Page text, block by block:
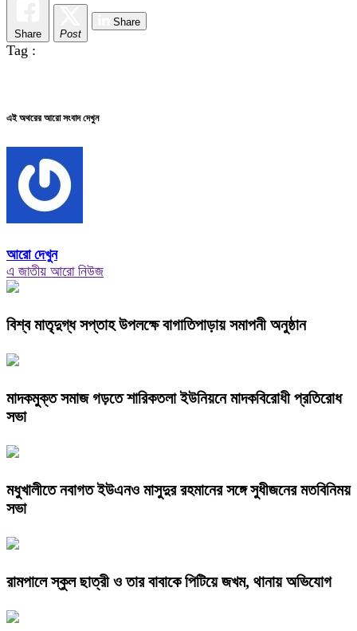
Share Post
Share
Tag :
এই অথরের আরো সংবাদ দেখুন
আরো দেখুন
এ জাতীয় আরো নিউজ
বিশ্ব মাতৃদুগ্ধ সপ্তাহ উপলক্ষে বাগাতিপাড়ায় সমাপনী অনুষ্ঠান
মাদকমুক্ত সমাজ গড়তে শারিকতলা ইউনিয়নে মাদকবিরোধী প্রতিরোধ
সভা
মধুখালীতে নবাগত ইউএনও মাসুদুর রহমানের সঙ্গে সুধীজনের মতবিনিময়
সভা
রামপালে স্কুল ছাত্রী ও তার বাবাকে পিটিয়ে জখম, থানায় অভিযোগ